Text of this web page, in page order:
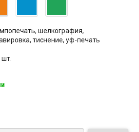
шелкография,
тиснение, уф-печать